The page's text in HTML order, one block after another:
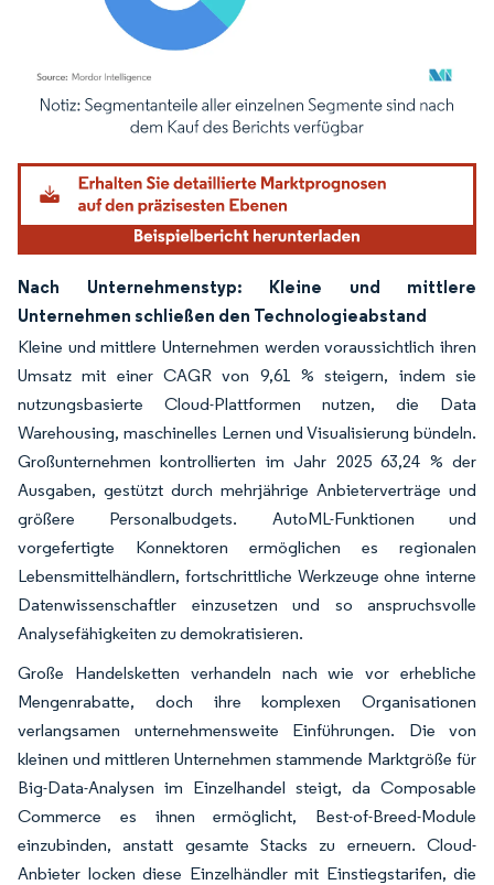
Bild © Mordor Intelligence. Wiederverwendung erfordert Namensnennung
Nach Unternehmenstyp: Kleine und mittlere
Unternehmen schließen den Technologieabstand
Kleine und mittlere Unternehmen werden voraussichtlich ihren
Umsatz mit einer CAGR von 9,61 % steigern, indem sie
nutzungsbasierte Cloud-Plattformen nutzen, die Data
Warehousing, maschinelles Lernen und Visualisierung bündeln.
Großunternehmen kontrollierten im Jahr 2025 63,24 % der
Ausgaben, gestützt durch mehrjährige Anbieterverträge und
größere Personalbudgets. AutoML-Funktionen und
vorgefertigte Konnektoren ermöglichen es regionalen
Lebensmittelhändlern, fortschrittliche Werkzeuge ohne interne
Datenwissenschaftler einzusetzen und so anspruchsvolle
Analysefähigkeiten zu demokratisieren.
Große Handelsketten verhandeln nach wie vor erhebliche
Mengenrabatte, doch ihre komplexen Organisationen
verlangsamen unternehmensweite Einführungen. Die von
kleinen und mittleren Unternehmen stammende Marktgröße für
Big-Data-Analysen im Einzelhandel steigt, da Composable
Commerce es ihnen ermöglicht, Best-of-Breed-Module
einzubinden, anstatt gesamte Stacks zu erneuern. Cloud-
Anbieter locken diese Einzelhändler mit Einstiegstarifen, die